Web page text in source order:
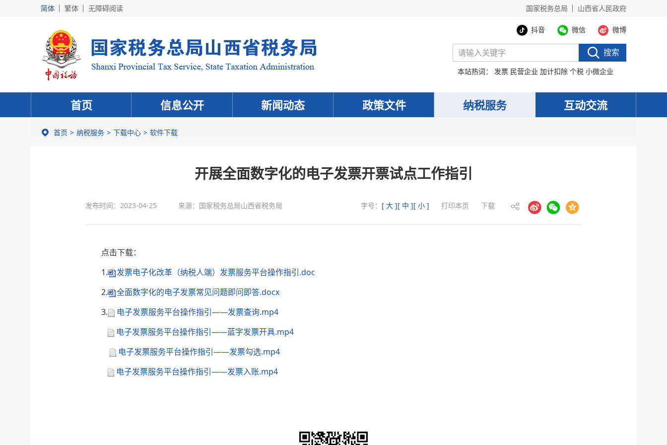
简体 繁体 无障碍阅读 国家税务总局 山西省人民政府
抖音 微信 微博
搜索
本站热词： 发票 民营企业 加计扣除 个税 小微企业
首页 信息公开 新闻动态 政策文件 纳税服务 互动交流
首页 纳税服务 下载中心 软件下载
开展全面数字化的电子发票开票试点工作指引
发布时间：2023-04-25 来源：国家税务总局山西省税务局 字号： [ 大 ][ 中 ][ 小 ] 打印本页 下载
点击下载：
1.
发票电子化改革（纳税人端）发票服务平台操作指引.doc
2.
全面数字化的电子发票常见问题即问即答.docx
3.
电子发票服务平台操作指引——发票查询.mp4
电子发票服务平台操作指引——蓝字发票开具.mp4
电子发票服务平台操作指引——发票勾选.mp4
电子发票服务平台操作指引——发票入账.mp4